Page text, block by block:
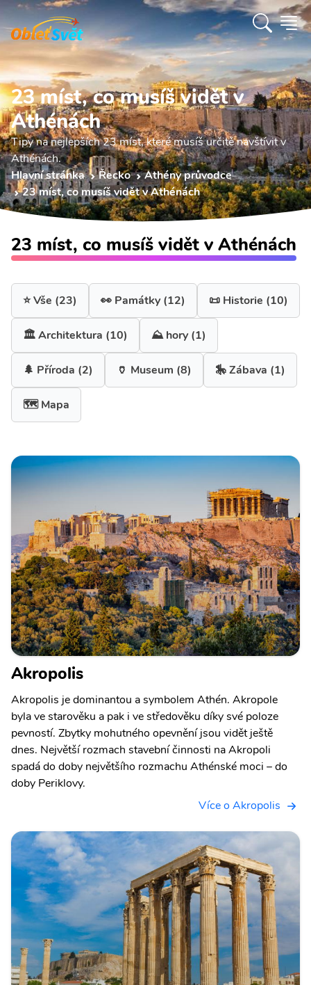
23 míst, co musíš vidět v
Athénách
Tipy na nejlepších 23 míst, které musíš určitě navštívit v
Athénách.
Hlavní stránka
Řecko
Athény průvodce
23 míst, co musíš vidět v Athénách
23 míst, co musíš vidět v Athénách
⭐ Vše (23) 👀 Památky (12) 📜 Historie (10)
🏛️ Architektura (10) ⛰ hory (1)
🌲 Příroda (2) 🏺 Museum (8) 🎠 Zábava (1)
🗺️ Mapa
Akropolis
Akropolis je dominantou a symbolem Athén. Akropole
byla ve starověku a pak i ve středověku díky své poloze
pevností. Zbytky mohutného opevnění jsou vidět ještě
dnes. Největší rozmach stavební činnosti na Akropoli
spadá do doby největšího rozmachu Athénské moci – do
doby Periklovy.
Více o Akropolis